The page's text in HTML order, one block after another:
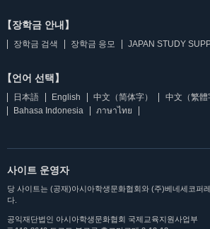
【장학금 안내】
장학금 검색 장학금 응모 JAPAN STUDY
【언어 선택】
日本語 English 中文（简体字） 中文（繁體
Bahasa Indonesia
ภาษาไทย
사이트 운영자
당 사이트는 (공재)아시아학생문화협회와 (주)베네세코퍼
다.
공익재단법인 아시아학생문화협회 국제교육지원사업부